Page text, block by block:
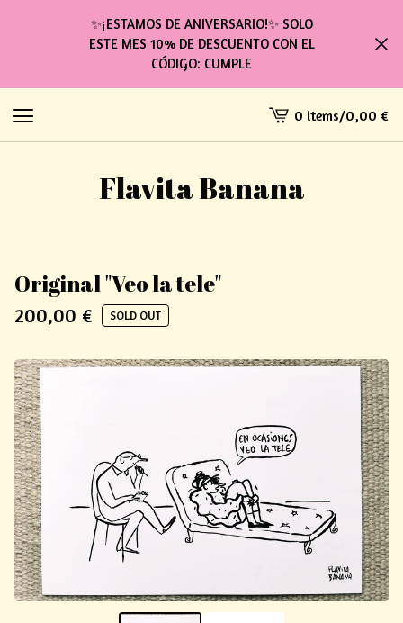
✨¡ESTAMOS DE ANIVERSARIO!✨ SOLO
ESTE MES 10% DE DESCUENTO CON EL
CÓDIGO: CUMPLE
View
cart
0 items/0,00 €
Flavita Banana
Original "Veo la tele"
200,00 € SOLD OUT